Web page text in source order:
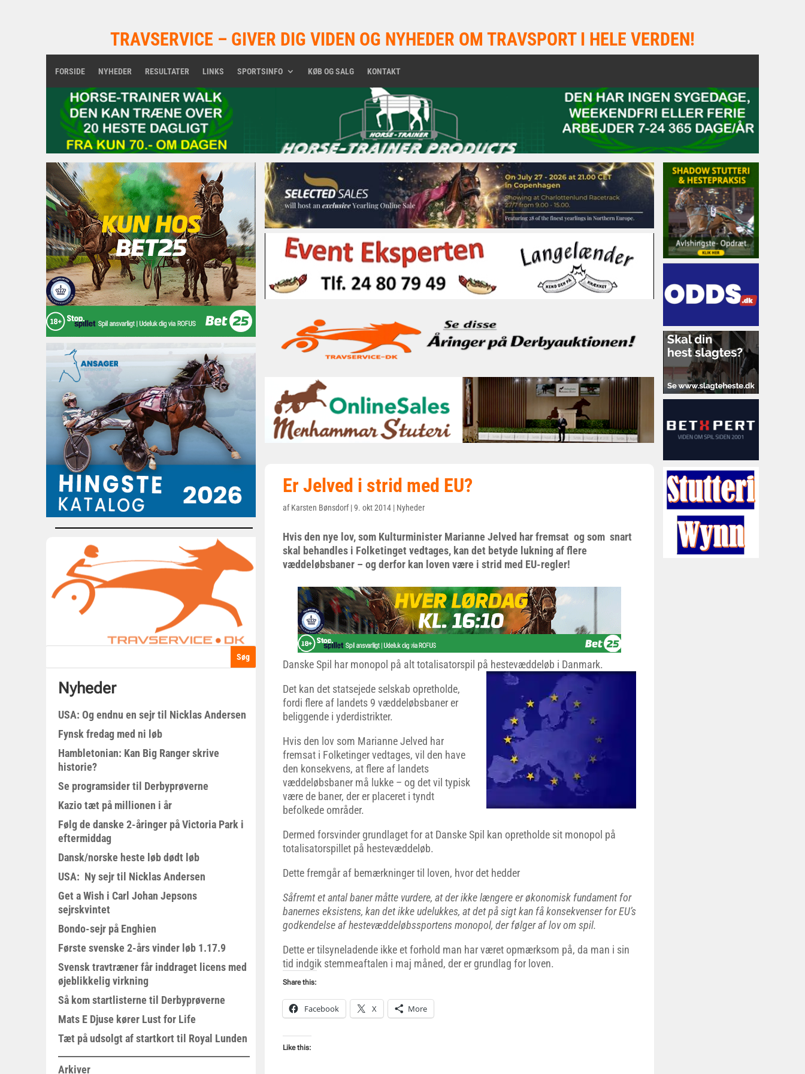
TRAVSERVICE – GIVER DIG VIDEN OG NYHEDER OM TRAVSPORT I HELE VERDEN!
FORSIDE NYHEDER RESULTATER LINKS SPORTSINFO KØB OG SALG KONTAKT
Nyheder
USA: Og endnu en sejr til Nicklas Andersen
Fynsk fredag med ni løb
Hambletonian: Kan Big Ranger skrive
historie?
Se programsider til Derbyprøverne
Kazio tæt på millionen i år
Følg de danske 2-åringer på Victoria Park i
eftermiddag
Dansk/norske heste løb dødt løb
USA: Ny sejr til Nicklas Andersen
Get a Wish i Carl Johan Jepsons
sejrskvintet
Bondo-sejr på Enghien
Første svenske 2-års vinder løb 1.17.9
Svensk travtræner får inddraget licens med
øjeblikkelig virkning
Så kom startlisterne til Derbyprøverne
Mats E Djuse kører Lust for Life
Tæt på udsolgt af startkort til Royal Lunden
Arkiver
Er Jelved i strid med EU?
afKarsten Bønsdorf|9. okt 2014 | Nyheder
Hvis den nye lov, som Kulturminister Marianne Jelved har fremsat og som snart
skal behandles i Folketinget vedtages, kan det betyde lukning af flere
væddeløbsbaner – og derfor kan loven være i strid med EU-regler!
Danske Spil har monopol på alt totalisatorspil på hestevæddeløb i Danmark.
Det kan det statsejede selskab opretholde,
fordi flere af landets 9 væddeløbsbaner er
beliggende i yderdistrikter.
Hvis den lov som Marianne Jelved har
fremsat i Folketinger vedtages, vil den have
den konsekvens, at flere af landets
væddeløbsbaner må lukke – og det vil typisk
være de baner, der er placeret i tyndt
befolkede områder.
Dermed forsvinder grundlaget for at Danske Spil kan opretholde sit monopol på
totalisatorspillet på hestevæddeløb.
Dette fremgår af bemærkninger til loven, hvor det hedder
Såfremt et antal baner måtte vurdere, at der ikke længere er økonomisk fundament for
banernes eksistens, kan det ikke udelukkes, at det på sigt kan få konsekvenser for EU’s
godkendelse af hestevæddeløbssportensmonopol, der følger af lov om spil.
Dette er tilsyneladende ikke et forhold man har været opmærksom på, da man i sin
tid indgik stemmeaftalen i maj måned, der er grundlag for loven.
Share this:
Facebook X More
Like this: